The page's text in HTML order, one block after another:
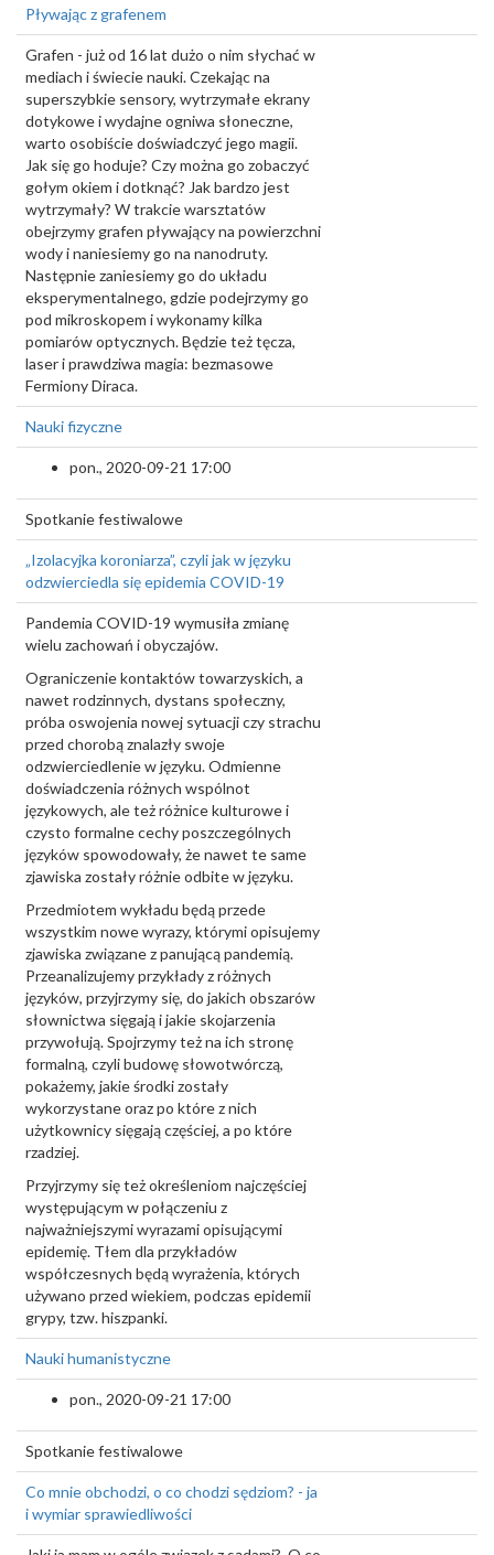
Pływając z grafenem
Grafen - już od 16 lat dużo o nim słychać w
mediach i świecie nauki. Czekając na
superszybkie sensory, wytrzymałe ekrany
dotykowe i wydajne ogniwa słoneczne,
warto osobiście doświadczyć jego magii.
Jak się go hoduje? Czy można go zobaczyć
gołym okiem i dotknąć? Jak bardzo jest
wytrzymały? W trakcie warsztatów
obejrzymy grafen pływający na powierzchni
wody i naniesiemy go na nanodruty.
Następnie zaniesiemy go do układu
eksperymentalnego, gdzie podejrzymy go
pod mikroskopem i wykonamy kilka
pomiarów optycznych. Będzie też tęcza,
laser i prawdziwa magia: bezmasowe
Fermiony Diraca.
Nauki fizyczne
pon., 2020-09-21 17:00
Spotkanie festiwalowe
„Izolacyjka koroniarza”, czyli jak w języku
odzwierciedla się epidemia COVID-19
Pandemia COVID-19 wymusiła zmianę
wielu zachowań i obyczajów.
Ograniczenie kontaktów towarzyskich, a
nawet rodzinnych, dystans społeczny,
próba oswojenia nowej sytuacji czy strachu
przed chorobą znalazły swoje
odzwierciedlenie w języku. Odmienne
doświadczenia różnych wspólnot
językowych, ale też różnice kulturowe i
czysto formalne cechy poszczególnych
języków spowodowały, że nawet te same
zjawiska zostały różnie odbite w języku.
Przedmiotem wykładu będą przede
wszystkim nowe wyrazy, którymi opisujemy
zjawiska związane z panującą pandemią.
Przeanalizujemy przykłady z różnych
języków, przyjrzymy się, do jakich obszarów
słownictwa sięgają i jakie skojarzenia
przywołują. Spojrzymy też na ich stronę
formalną, czyli budowę słowotwórczą,
pokażemy, jakie środki zostały
wykorzystane oraz po które z nich
użytkownicy sięgają częściej, a po które
rzadziej.
Przyjrzymy się też określeniom najczęściej
występującym w połączeniu z
najważniejszymi wyrazami opisującymi
epidemię. Tłem dla przykładów
współczesnych będą wyrażenia, których
używano przed wiekiem, podczas epidemii
grypy, tzw. hiszpanki.
Nauki humanistyczne
pon., 2020-09-21 17:00
Spotkanie festiwalowe
Co mnie obchodzi, o co chodzi sędziom? - ja
i wymiar sprawiedliwości